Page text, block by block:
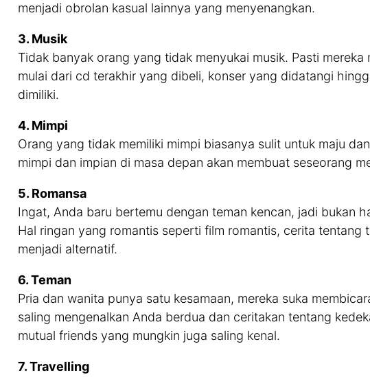
menjadi obrolan kasual lainnya yang menyenangkan.
3. Musik
Tidak banyak orang yang tidak menyukai musik. Pasti
mulai dari cd terakhir yang dibeli, konser yang didatangi
dimiliki.
4. Mimpi
Orang yang tidak memiliki mimpi biasanya sulit untuk maju
mimpi dan impian di masa depan akan membuat seseorang
5. Romansa
Ingat, Anda baru bertemu dengan teman kencan, jadi bukan
Hal ringan yang romantis seperti film romantis, cerita tentang
menjadi alternatif.
6. Teman
Pria dan wanita punya satu kesamaan, mereka suka
saling mengenalkan Anda berdua dan ceritakan tentang
mutual friends yang mungkin juga saling kenal.
7. Travelling